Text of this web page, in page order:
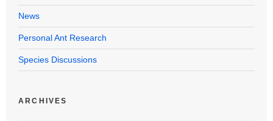
News
Personal Ant Research
Species Discussions
ARCHIVES